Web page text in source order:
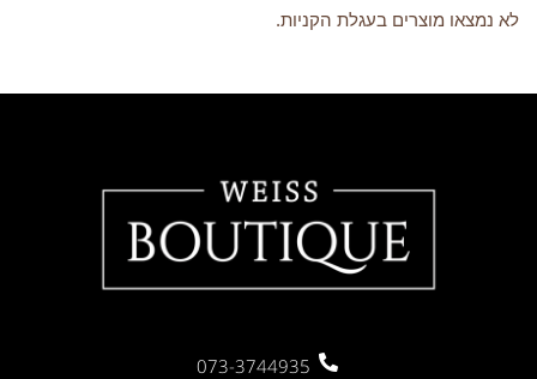
לא נמצאו מוצרים בעגלת הקניות.
073-3744935